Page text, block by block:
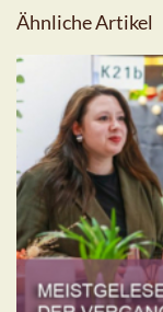
Ähnliche Artikel